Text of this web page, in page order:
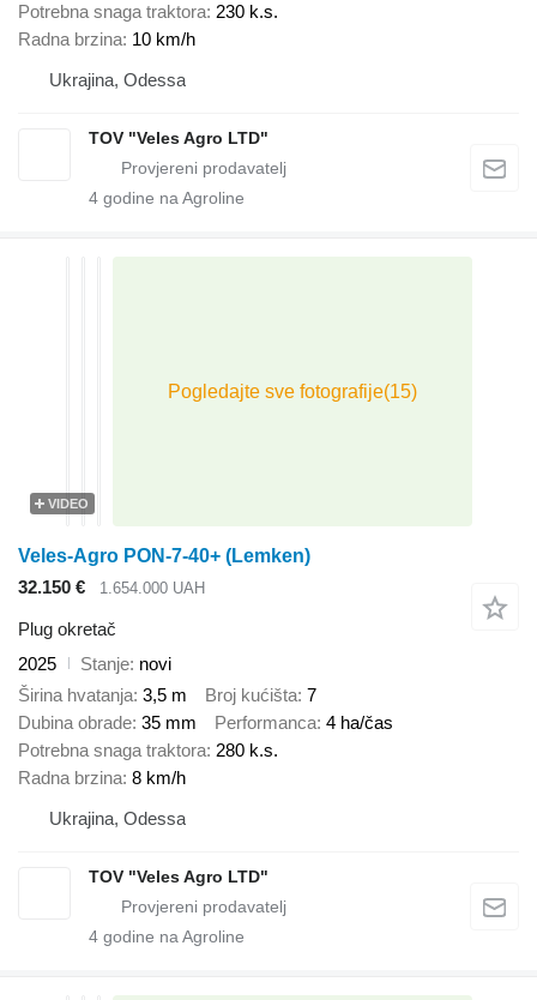
Potrebna snaga traktora 230 k.s.
Radna brzina 10 km/h
Ukrajina, Odessa
TOV "Veles Agro LTD"
4 godine na Agroline
VIDEO
Veles-Agro PON-7-40+ (Lemken)
32.150 €
1.654.000 UAH
Plug okretač
2025
Stanje novi
Širina hvatanja 3,5 m Broj kućišta 7
Dubina obrade 35 mm Performanca 4 ha/čas
Potrebna snaga traktora 280 k.s.
Radna brzina 8 km/h
Ukrajina, Odessa
TOV "Veles Agro LTD"
4 godine na Agroline